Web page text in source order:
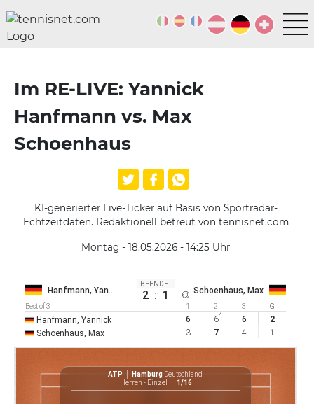
Im RE-LIVE: Yannick
Hanfmann vs. Max
Schoenhaus
KI-generierter Live-Ticker auf Basis von Sportradar-
Echtzeitdaten. Redaktionell betreut von tennisnet.com
Montag - 18.05.2026 - 14:25 Uhr
Hanfmann, Yannick
BEENDET
2 : 1 Schoenhaus, Max
Best of 3 1 2 3 G
Hanfmann, Yannick 6 64 6
2
Schoenhaus, Max
3 7 4 1
ATP Hamburg Deutschland
Herren - Einzel
1/16